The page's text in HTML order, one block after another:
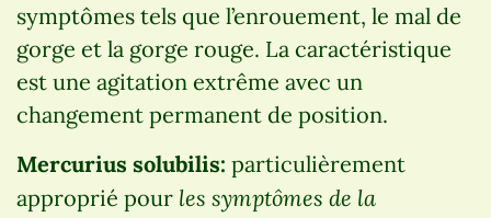
symptômes tels que l’enrouement, le mal de
gorge et la gorge rouge. La caractéristique
est une agitation extrême avec un
changement permanent de position.
Mercurius solubilis: particulièrement
approprié pour les symptômes de la